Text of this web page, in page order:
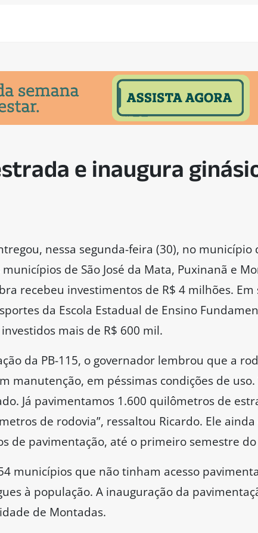
e inaugura
nessa segunda-feira (30), no município
de São José da Mata, Puxinanã e
recebeu investimentos de R$ 4 milhões. Em
da Escola Estadual de Ensino
mais de R$ 600 mil.
da PB-115, o governador lembrou que a
manutenção, em péssimas condições de uso.
Já pavimentamos 1.600 quilômetros de
de rodovia”, ressaltou Ricardo. Ele
de pavimentação, até o primeiro semestre
municípios que não tinham acesso
à população. A inauguração da
de Montadas.